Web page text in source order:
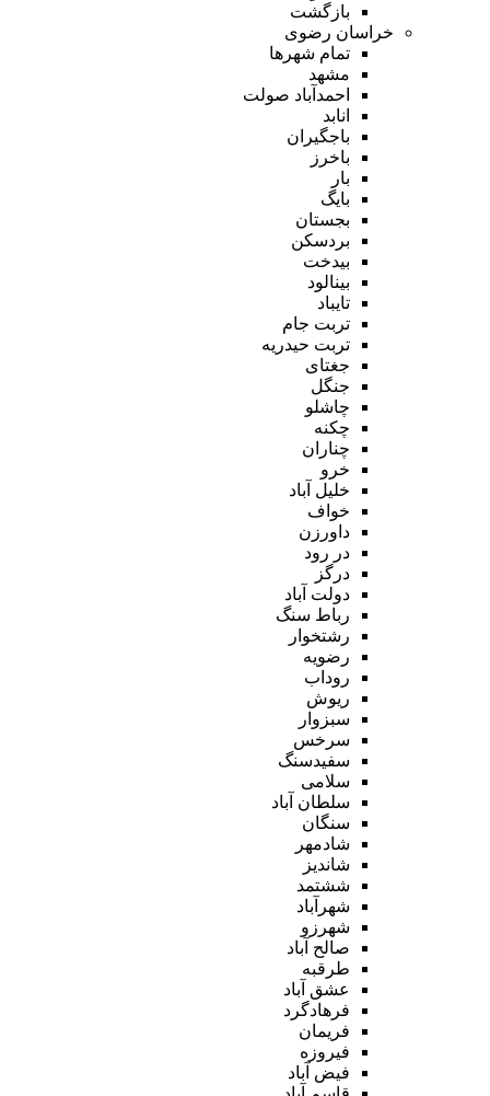
بازگشت
خراسان رضوی
تمام شهر‌ها
مشهد
احمدآباد صولت
انابد
باجگیران
باخرز
بار
بایگ
بجستان
بردسکن
بیدخت
بینالود
تایباد
تربت جام
تربت حیدریه
جغتای
جنگل
چاشلو
چکنه
چناران
خرو
خلیل آباد
خواف
داورزن
در رود
درگز
دولت آباد
رباط سنگ
رشتخوار
رضویه
روداب
ریوش
سبزوار
سرخس
سفیدسنگ
سلامی
سلطان آباد
سنگان
شادمهر
شاندیز
ششتمد
شهرآباد
شهرزو
صالح آباد
طرقبه
عشق آباد
فرهادگرد
فریمان
فیروزه
فیض آباد